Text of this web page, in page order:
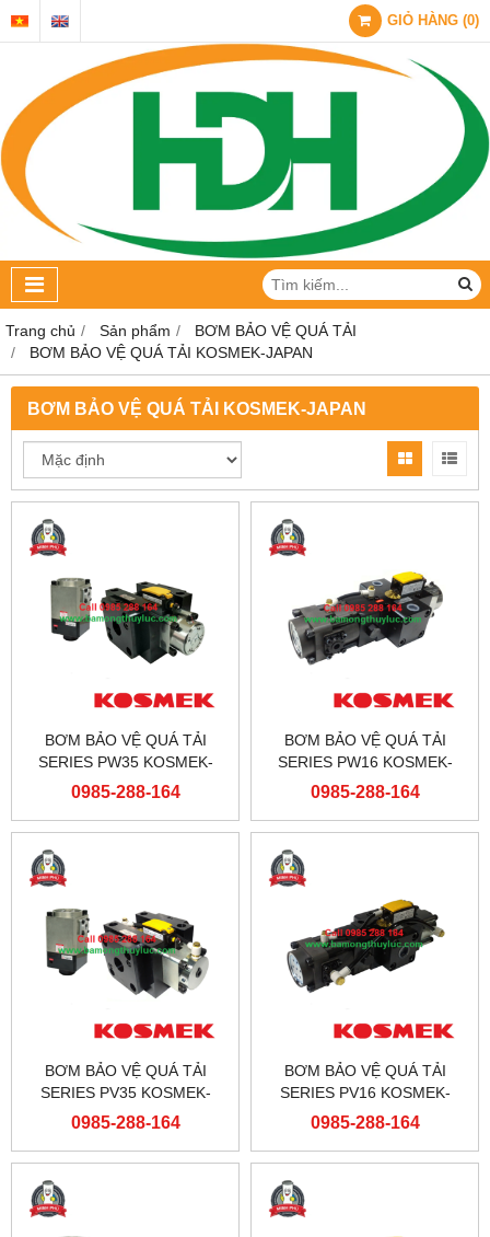
GIỎ HÀNG (0)
Trang chủ Sản phẩm
BƠM BẢO VỆ QUÁ TẢI
BƠM BẢO VỆ QUÁ TẢI KOSMEK-JAPAN
BƠM BẢO VỆ QUÁ TẢI KOSMEK-JAPAN
BƠM BẢO VỆ QUÁ TẢI
SERIES PW35 KOSMEK-
JAPAN
0985-288-164
BƠM BẢO VỆ QUÁ TẢI
SERIES PW16 KOSMEK-
JAPAN
0985-288-164
BƠM BẢO VỆ QUÁ TẢI
SERIES PV35 KOSMEK-
JAPAN
0985-288-164
BƠM BẢO VỆ QUÁ TẢI
SERIES PV16 KOSMEK-
JAPAN
0985-288-164